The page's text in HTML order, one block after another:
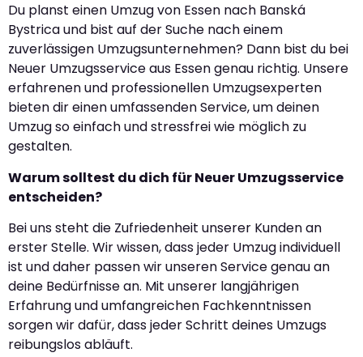
Du planst einen Umzug von Essen nach Banská
Bystrica und bist auf der Suche nach einem
zuverlässigen Umzugsunternehmen? Dann bist du bei
Neuer Umzugsservice aus Essen genau richtig. Unsere
erfahrenen und professionellen Umzugsexperten
bieten dir einen umfassenden Service, um deinen
Umzug so einfach und stressfrei wie möglich zu
gestalten.
Warum solltest du dich für Neuer Umzugsservice
entscheiden?
Bei uns steht die Zufriedenheit unserer Kunden an
erster Stelle. Wir wissen, dass jeder Umzug individuell
ist und daher passen wir unseren Service genau an
deine Bedürfnisse an. Mit unserer langjährigen
Erfahrung und umfangreichen Fachkenntnissen
sorgen wir dafür, dass jeder Schritt deines Umzugs
reibungslos abläuft.